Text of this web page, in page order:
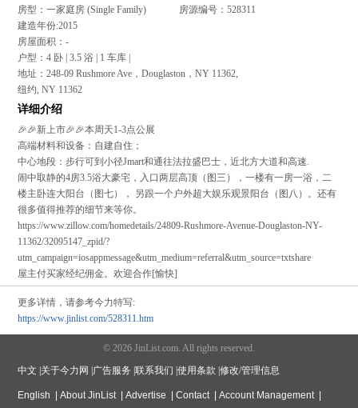
房型：一家庭房 (Single Family)
房源编号：528311
建造年份:2015
房屋面积：-
户型：4 卧 | 3.5 浴 | 1 车库 |
地址：248-09 Rushmore Ave，Douglaston，NY 11362,
纽约, NY 11362
详细介绍
🎉🎉新上市🎉🎉本周天1-3点公展
高端材料和设备：自建自住；
中心地段：步行可到小径Jmart和通往法拉盛巴士，近北方大道和高速.
闹中取静的4房3.5浴大豪宅，入口两层高顶（图三），一楼有一房一浴，二
楼主卧连大阳台（图七）， 另跟一个户外超大娱乐观景阳台（图八）。还有
很多值得推荐的细节来等你。
https://www.zillow.com/homedetails/24809-Rushmore-Avenue-Douglaston-NY-
11362/32095147_zpid/?
utm_campaign=iosappmessage&utm_medium=referral&utm_source=txtshare
屋主付买家经纪佣金。欢迎合作[愉快]
更多详情，请参考今力特写:
https://www.jinlist.com/528311.htm
© 2026 JinList.com. All rights reserved.
中文 关于今力网 广告服务 |联系我们 |使用条款 |修改/管理信息
English |About JinList |Advertise |Contact |Account Management